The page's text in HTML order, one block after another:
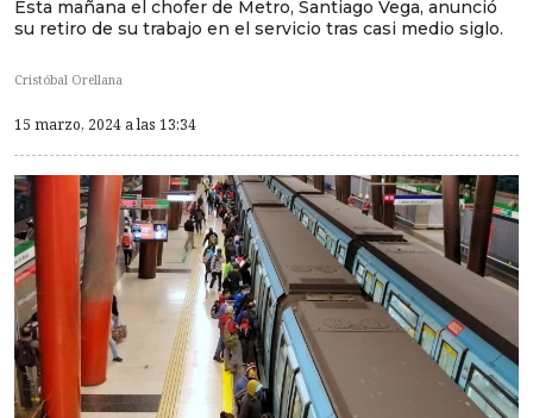
Esta mañana el chofer de Metro, Santiago Vega, anunció
su retiro de su trabajo en el servicio tras casi medio siglo.
Cristóbal Orellana
15 marzo, 2024 a las 13:34